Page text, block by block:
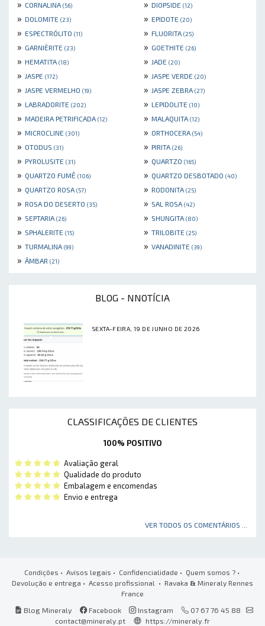
» CORNALINA (56) » DIOPSIDE (12)
» DOLOMITE (23) » EPIDOTE (20)
» ESPECTRÓLITO (11) » FLUORITA (25)
» GARNIÈRITE (23) » GOETHITE (26)
» HEMATITA (18) » JADE (20)
» JASPE (172) » JASPE VERDE (20)
» JASPE VERMELHO (19) » JASPE ZEBRA (27)
» LABRADORITE (202) » LEPIDOLITE (10)
» MADEIRA PETRIFICADA (12) » MALAQUITA (12)
» MICROCLINE (301) » ORTHOCERA (54)
» OTODUS (31) » PIRITA (26)
» PYROLUSITE (31) » QUARTZO (165)
» QUARTZO FUMÊ (106) » QUARTZO DESBOTADO (40)
» QUARTZO ROSA (57) » RODONITA (25)
» ROSA DO DESERTO (35) » SAL ROSA (42)
» SEPTARIA (26) » SHUNGITA (80)
» SPHALERITE (15) » TRILOBITE (25)
» TURMALINA (99) » VANADINITE (39)
» ÂMBAR (21)
BLOG - NNOTÍCIA
SEXTA-FEIRA, 19 DE JUNHO DE 2026
CLASSIFICAÇÕES DE CLIENTES
100% POSITIVO
Avaliação geral
Qualidade do produto
Embalagem e encomendas
Envio e entrega
VER TODOS OS COMENTÁRIOS ...
Condições • Avisos legais • Confidencialidade • Quem somos ?•
Devolução e entrega • Acesso profissional • Ravaka & Mineraly Rennes
France
Blog Mineraly
Facebook Instagram
07 67 76 45 88
contact@mineraly.pt
https://mineraly.fr